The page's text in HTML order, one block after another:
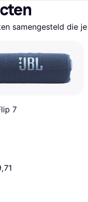
samengesteld die
7